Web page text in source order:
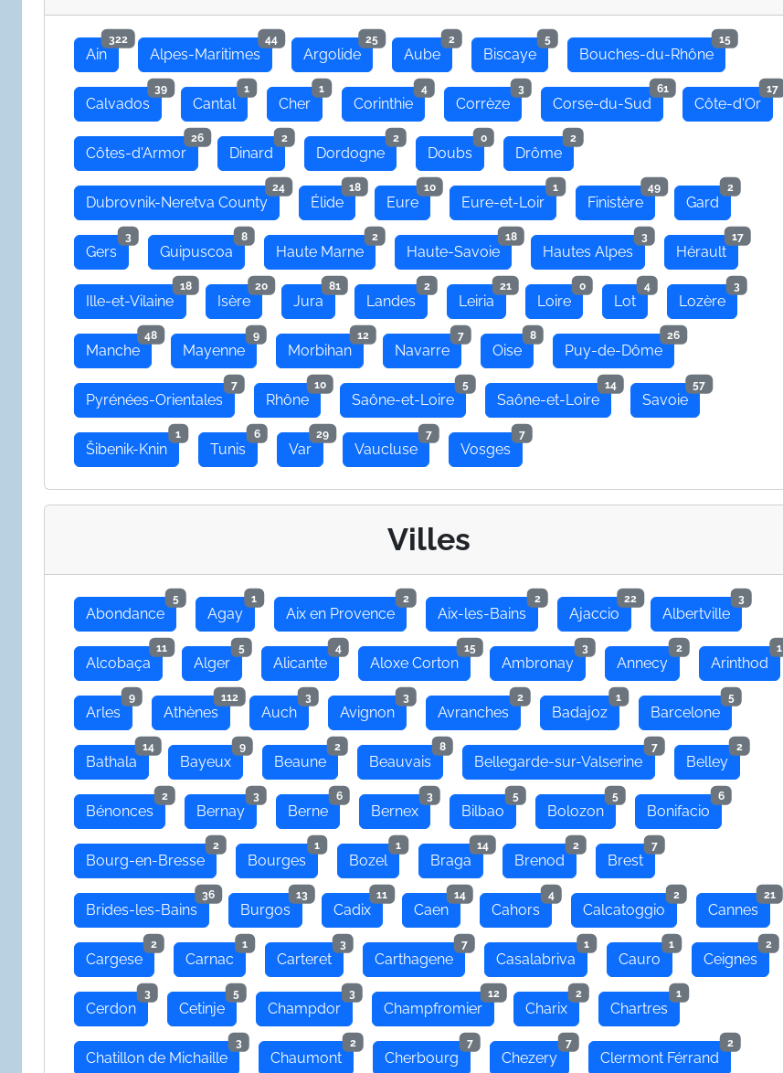
Ain
322
Alpes-Maritimes
44
Argolide
25
Aube
2
Biscaye
5
Bouches-du-Rhône
15
Calvados
39
Cantal
1
Cher
1
Corinthie
4
Corrèze
3
Corse-du-Sud
61
Côte-d'Or
17
Côtes-d'Armor
26
Dinard
2
Dordogne
2
Doubs
0
Drôme
2
Dubrovnik-Neretva County
24
Élide
18
Eure
10
Eure-et-Loir
1
Finistère
49
Gard
2
Gers
3
Guipuscoa
8
Haute Marne
2
Haute-Savoie
18
Hautes Alpes
3
Hérault
17
Ille-et-Vilaine
18
Isère
20
Jura
81
Landes
2
Leiria
21
Loire
0
Lot
4
Lozère
3
Manche
48
Mayenne
9
Morbihan
12
Navarre
7
Oise
8
Puy-de-Dôme
26
Pyrénées-Orientales
7
Rhône
10
Saône-et-Loire
5
Saône-et-Loire
14
Savoie
57
Šibenik-Knin
1
Tunis
6
Var
29
Vaucluse
7
Vosges
7
Villes
Abondance
5
Agay
1
Aix en Provence
2
Aix-les-Bains
2
Ajaccio
22
Albertville
3
Alcobaça
11
Alger
5
Alicante
4
Aloxe Corton
15
Ambronay
3
Annecy
2
Arinthod
1
Arles
9
Athènes
112
Auch
3
Avignon
3
Avranches
2
Badajoz
1
Barcelone
5
Bathala
14
Bayeux
9
Beaune
2
Beauvais
8
Bellegarde-sur-Valserine
7
Belley
2
Bénonces
2
Bernay
3
Berne
6
Bernex
3
Bilbao
5
Bolozon
5
Bonifacio
6
Bourg-en-Bresse
2
Bourges
1
Bozel
1
Braga
14
Brenod
2
Brest
7
Brides-les-Bains
36
Burgos
13
Cadix
11
Caen
14
Cahors
4
Calcatoggio
2
Cannes
21
Cargese
2
Carnac
1
Carteret
3
Carthagene
7
Casalabriva
1
Cauro
1
Ceignes
2
Cerdon
3
Cetinje
5
Champdor
3
Champfromier
12
Charix
2
Chartres
1
Chatillon de Michaille
3
Chaumont
2
Cherbourg
7
Chezery
7
Clermont Férrand
2